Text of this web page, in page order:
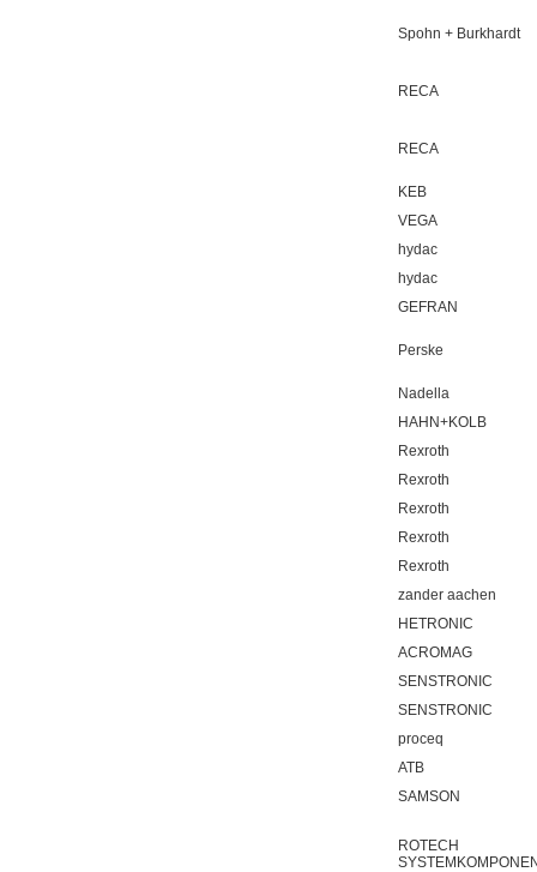
Spohn + Burkhardt
RECA
RECA
KEB
VEGA
hydac
hydac
GEFRAN
Perske
Nadella
HAHN+KOLB
Rexroth
Rexroth
Rexroth
Rexroth
Rexroth
zander aachen
HETRONIC
ACROMAG
SENSTRONIC
SENSTRONIC
proceq
ATB
SAMSON
ROTECH